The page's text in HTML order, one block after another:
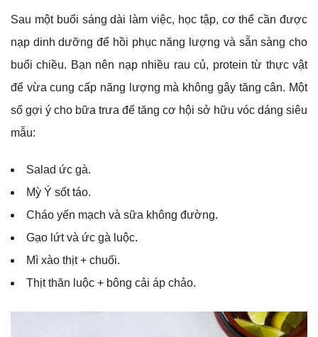
Sau một buổi sáng dài làm việc, học tập, cơ thể cần được
nạp dinh dưỡng để hồi phục năng lượng và sẵn sàng cho
buổi chiều. Bạn nên nạp nhiều rau củ, protein từ thực vật
để vừa cung cấp năng lượng mà không gây tăng cân. Một
số gợi ý cho bữa trưa để tăng cơ hội sở hữu vóc dáng siêu
mẫu:
Salad ức gà.
Mỳ Ý sốt táo.
Cháo yến mạch và sữa không đường.
Gạo lứt và ức gà luộc.
Mì xào thịt + chuối.
Thịt thăn luộc + bông cải áp chảo.